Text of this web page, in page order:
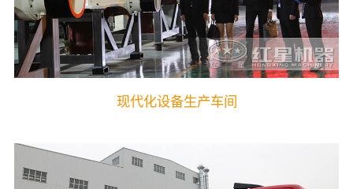
现代化设备生产车间